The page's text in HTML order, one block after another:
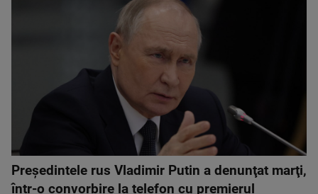
Preşedintele rus Vladimir Putin a denunţat marţi,
într-o convorbire la telefon cu premierul